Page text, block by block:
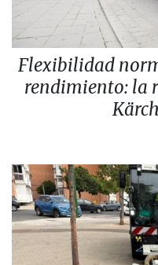
Flexibilidad
rendimiento: la